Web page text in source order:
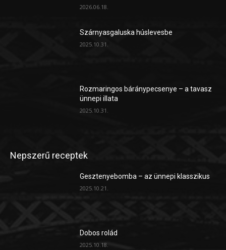
2026.06.18.
Szárnyasgaluska húslevesbe
2025.10.31.
Rozmaringos báránypecsenye – a tavasz
ünnepi illata
2025.10.31.
Nepszerű receptek
Gesztenyebomba – az ünnepi klasszikus
2025.10.21.
Dobos rolád
2025.10.18.